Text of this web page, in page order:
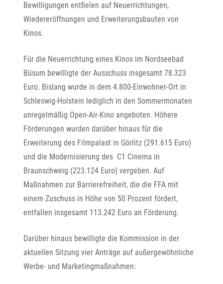
Bewilligungen entfielen auf Neuerrichtungen,
Wiedereröffnungen und Erweiterungsbauten von
Kinos.
Für die Neuerrichtung eines Kinos im Nordseebad
Büsum bewilligte der Ausschuss insgesamt 78.323
Euro. Bislang wurde in dem 4.800-Einwohner-Ort in
Schleswig-Holstein lediglich in den Sommermonaten
unregelmäßig Open-Air-Kino angeboten. Höhere
Förderungen wurden darüber hinaus für die
Erweiterung des Filmpalast in Görlitz (291.615 Euro)
und die Modernisierung des C1 Cinema in
Braunschweig (223.124 Euro) vergeben. Auf
Maßnahmen zur Barrierefreiheit, die die FFA mit
einem Zuschuss in Höhe von 50 Prozent fördert,
entfallen insgesamt 113.242 Euro an Förderung.
Darüber hinaus bewilligte die Kommission in der
aktuellen Sitzung vier Anträge auf außergewöhnliche
Werbe- und Marketingmaßnahmen: